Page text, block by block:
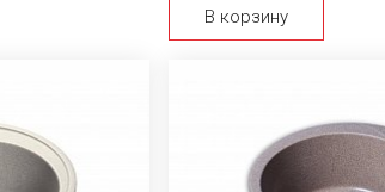
В корзину